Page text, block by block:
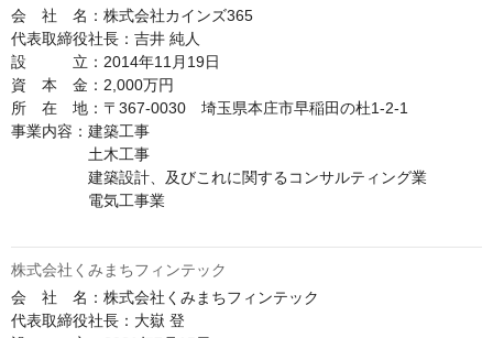
会　社　名：株式会社カインズ365
代表取締役社長：吉井 純人
設　　　立：2014年11月19日
資　本　金：2,000万円
所　在　地：〒367-0030　埼玉県本庄市早稲田の杜1-2-1
事業内容：建築工事
土木工事
建築設計、及びこれに関するコンサルティング業
電気工事業
株式会社くみまちフィンテック
会　社　名：株式会社くみまちフィンテック
代表取締役社長：大嶽 登